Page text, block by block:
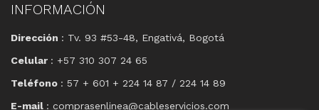
INFORMACIÓN
Dirección : Tv. 93 #53-48, Engativá, Bogotá
Celular : +57 310 307 24 65
Teléfono : 57 + 601 + 224 14 87 / 224 14 89
E-mail : comprasenlinea@cableservicios.com